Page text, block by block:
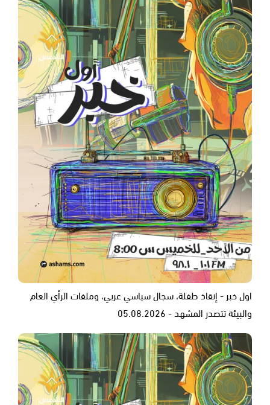
اول خبر - إنقاذ طفلة، سجال سياسي عربي، وملفات الرأي العام
والبيئة تتصدر المشهد - 05.08.2026